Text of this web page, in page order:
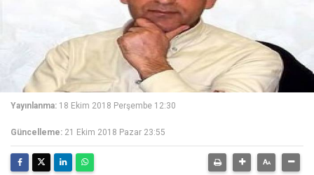
Yayınlanma: 18 Ekim 2018 Perşembe 12:30
Güncelleme: 21 Ekim 2018 Pazar 23:55